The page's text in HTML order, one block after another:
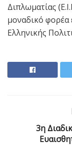
Διπλωματίας
μοναδικό φορέα
Ελληνικής
3η